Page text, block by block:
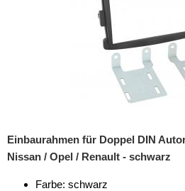
Subwoofer-Zubehör
Einbaurahmen für Doppel DIN
Nissan / Opel / Renault - schwarz
Farbe: schwarz